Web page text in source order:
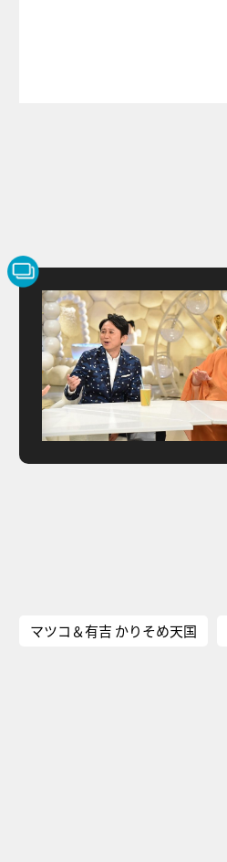
マツコ＆有吉 かりそめ天国